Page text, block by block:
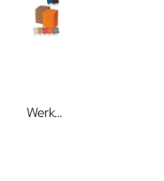
Werkmeister Sitty Basic Sitzkeilwürfel Als Sitzhilfe zum rückenschonenden aufrechten Sitzen